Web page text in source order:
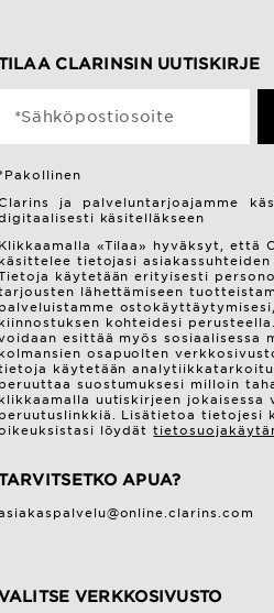
CLARINSIN UUTISKIRJE
*Sähköpostiosoite
*Pakollinen
ja palveluntarjoajamme
käsitelläkseen
Klikkaamalla «Tilaa» hyväksyt, että
käsittelee tietojasi asiakassuhteiden
käytetään erityisesti
lähettämiseen
palveluistamme
kiinnostuksen kohteidesi
esittää myös sosiaalisessa
kolmansien osapuolten
käytetään
peruuttaa suostumuksesi milloin
klikkaamalla uutiskirjeen jokaisessa
peruutuslinkkiä. Lisätietoa tietojesi
löydät
APUA?
VERKKOSIVUSTO